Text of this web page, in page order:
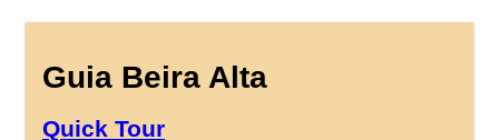
Guia Beira Alta
Quick Tour